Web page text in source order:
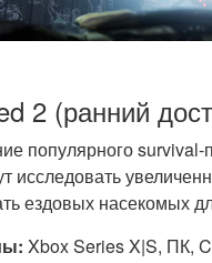
2 (ранний
популярного survival-
исследовать
ездовых насекомых
Xbox Series X|S, ПК,